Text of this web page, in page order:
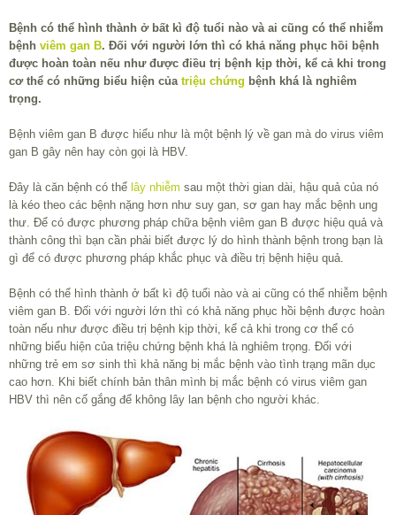
Bệnh có thể hình thành ở bất kì độ tuổi nào và ai cũng có thể nhiễm
bệnh viêm gan B. Đối với người lớn thì có khả năng phục hồi bệnh
được hoàn toàn nếu như được điều trị bệnh kịp thời, kể cả khi trong
cơ thể có những biểu hiện của triệu chứng bệnh khá là nghiêm
trọng.
Bệnh viêm gan B được hiểu như là một bệnh lý về gan mà do virus viêm
gan B gây nên hay còn gọi là HBV.
Đây là căn bệnh có thể lây nhiễm sau một thời gian dài, hậu quả của nó
là kéo theo các bệnh nặng hơn như suy gan, sơ gan hay mắc bệnh ung
thư. Để có được phương pháp chữa bệnh viêm gan B được hiệu quả và
thành công thì bạn cần phải biết được lý do hình thành bệnh trong bạn là
gì để có được phương pháp khắc phục và điều trị bệnh hiệu quả.
Bệnh có thể hình thành ở bất kì độ tuổi nào và ai cũng có thể nhiễm bệnh
viêm gan B. Đối với người lớn thì có khả năng phục hồi bệnh được hoàn
toàn nếu như được điều trị bệnh kịp thời, kể cả khi trong cơ thể có
những biểu hiện của triệu chứng bệnh khá là nghiêm trọng. Đối với
những trẻ em sơ sinh thì khả năng bị mắc bệnh vào tình trạng mãn dục
cao hơn. Khi biết chính bản thân mình bị mắc bệnh có virus viêm gan
HBV thì nên cố gắng để không lây lan bệnh cho người khác.